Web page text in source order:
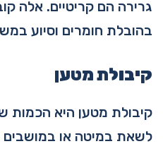
גרירה הם קריטיים. אלה
בהובלת חומרים וסיוע
קיבולת מטען
קיבולת מטען היא הכמות
לשאת במיטה או במושבים